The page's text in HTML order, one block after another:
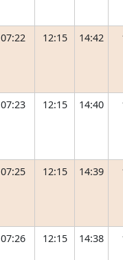
07:22 12:15 14:42
07:23 12:15 14:40
07:25 12:15 14:39
07:26 12:15 14:38